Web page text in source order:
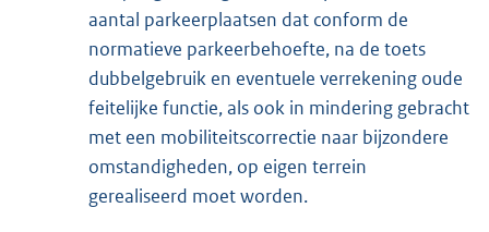
aantal parkeerplaatsen dat conform de
normatieve parkeerbehoefte, na de toets
dubbelgebruik en eventuele verrekening oude
feitelijke functie, als ook in mindering gebracht
met een mobiliteitscorrectie naar bijzondere
omstandigheden, op eigen terrein
gerealiseerd moet worden.